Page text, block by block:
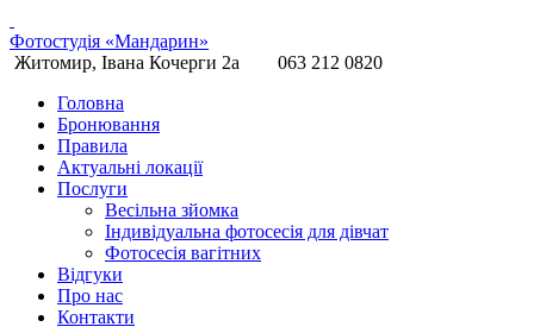
Фотостудія «Мандарин»
Житомир, Івана Кочерги 2а
063 212 0820
Головна
Бронювання
Правила
Актуальні локації
Послуги
Весільна зйомка
Індивідуальна фотосесія для дівчат
Фотосесія вагітних
Відгуки
Про нас
Контакти